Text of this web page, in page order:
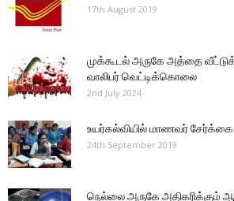
17th August 2019
முக்கூடல் அருகே அத்தை
வாலிபர் வெட்டிக்கொலை
2nd July 2024
உயர்கல்வியில் மாணவர் சேர்க்கை
24th September 2019
நெல்லை அருகே அதிகரிக்கும்